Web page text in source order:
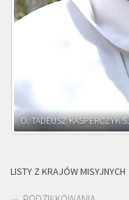
O. ADNRZEJ LEŚNIARA SJ
LISTY Z KRAJÓW MISYJNYCH